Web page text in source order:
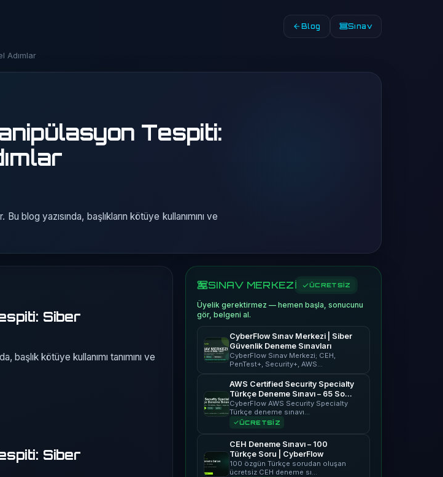
Blog Sınav
Adımlar
Tespiti:
blog yazısında, başlıkların kötüye kullanımını ve
Siber
kötüye kullanımı tanımını ve
Siber
SINAV MERKEZİ ÜCRETSİZ
Üyelik gerektirmez — hemen başla, sonucunu
gör, belgeni al.
CyberFlow Sınav Merkezi | Siber
Güvenlik Deneme Sınavları
CyberFlow Sınav Merkezi; CEH,
PenTest+, Security+, AWS…
AWS Certified Security Specialty
Türkçe Deneme Sınavı – 65 Soru
| CyberFlow
CyberFlow AWS Security Specialty
Türkçe deneme sınavı…
ÜCRETSİZ
CEH Deneme Sınavı – 100
Türkçe Soru | CyberFlow
100 özgün Türkçe sorudan oluşan
ücretsiz CEH deneme sı…